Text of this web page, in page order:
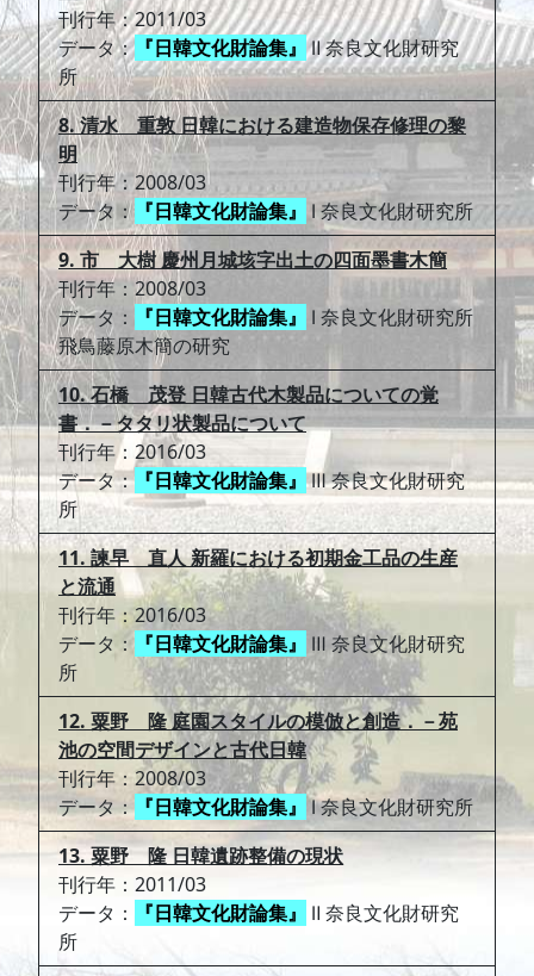
刊行年：2011/03
データ： 『日韓文化財論集』 Ⅱ 奈良文化財研究
所
8. 清水 重敦 日韓における建造物保存修理の黎
明
刊行年：2008/03
データ： 『日韓文化財論集』
Ⅰ 奈良文化財研究所
9. 市 大樹 慶州月城垓字出土の四面墨書木簡
刊行年：2008/03
データ：
『日韓文化財論集』
Ⅰ 奈良文化財研究所
飛鳥藤原木簡の研究
10. 石橋 茂登 日韓古代木製品についての覚
書．－タタリ状製品について
刊行年：2016/03
データ： 『日韓文化財論集』 Ⅲ 奈良文化財研究
所
11. 諫早 直人 新羅における初期金工品の生産
と流通
刊行年：2016/03
データ： 『日韓文化財論集』
Ⅲ 奈良文化財研究
所
12. 粟野 隆 庭園スタイルの模倣と創造．－苑
池の空間デザインと古代日韓
刊行年：2008/03
データ： 『日韓文化財論集』 Ⅰ 奈良文化財研究所
13. 粟野 隆 日韓遺跡整備の現状
刊行年：2011/03
データ：
『日韓文化財論集』
Ⅱ 奈良文化財研究
所